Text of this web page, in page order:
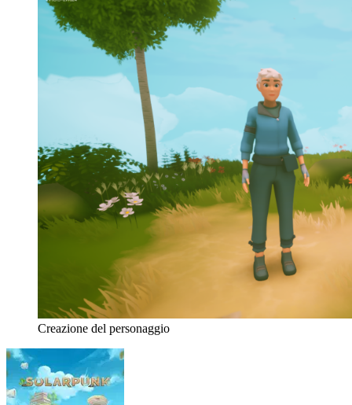
Creazione del personaggio